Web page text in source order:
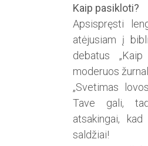
Kaip pasikloti?
Apsispręsti
atėjusiam į
debatus
moderuos
„Svetimas
Tave gali,
atsakingai,
saldžiai!